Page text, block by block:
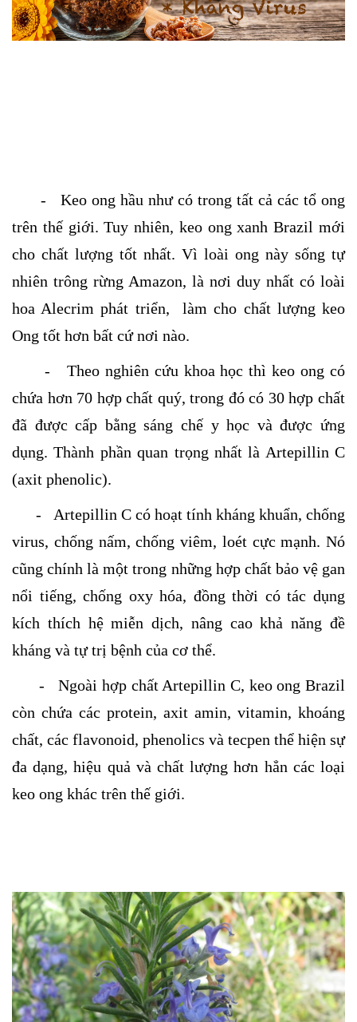
- Keo ong hầu như có trong tất cả các tổ ong
trên thế giới. Tuy nhiên, keo ong xanh Brazil mới
cho chất lượng tốt nhất. Vì loài ong này sống tự
nhiên trông rừng Amazon, là nơi duy nhất có loài
hoa Alecrim phát triển, làm cho chất lượng keo
Ong tốt hơn bất cứ nơi nào.
- Theo nghiên cứu khoa học thì keo ong có
chứa hơn 70 hợp chất quý, trong đó có 30 hợp chất
đã được cấp bằng sáng chế y học và được ứng
dụng. Thành phần quan trọng nhất là Artepillin C
(axit phenolic).
- Artepillin C có hoạt tính kháng khuẩn, chống
virus, chống nấm, chống viêm, loét cực mạnh. Nó
cũng chính là một trong những hợp chất bảo vệ gan
nổi tiếng, chống oxy hóa, đồng thời có tác dụng
kích thích hệ miễn dịch, nâng cao khả năng đề
kháng và tự trị bệnh của cơ thể.
- Ngoài hợp chất Artepillin C, keo ong Brazil
còn chứa các protein, axit amin, vitamin, khoáng
chất, các flavonoid, phenolics và tecpen thể hiện sự
đa dạng, hiệu quả và chất lượng hơn hẳn các loại
keo ong khác trên thế giới.